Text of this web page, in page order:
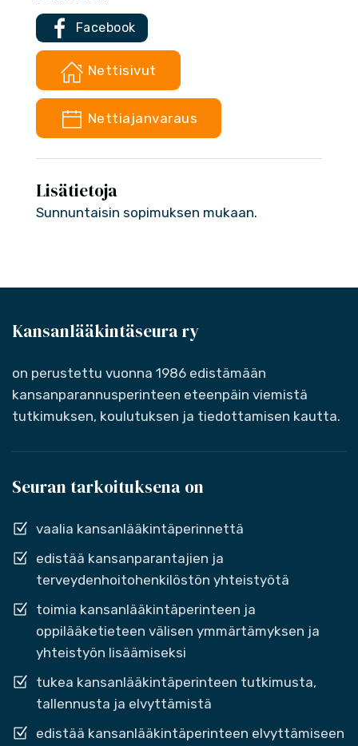
Facebook
Nettisivut
Nettiajanvaraus
Lisätietoja
Sunnuntaisin sopimuksen mukaan.
Kansanlääkintäseura ry
on perustettu vuonna 1986 edistämään
kansanparannusperinteen eteenpäin viemistä
tutkimuksen, koulutuksen ja tiedottamisen kautta.
Seuran tarkoituksena on
vaalia kansanlääkintäperinnettä
edistää kansanparantajien ja
terveydenhoitohenkilöstön yhteistyötä
toimia kansanlääkintäperinteen ja
oppilääketieteen välisen ymmärtämyksen ja
yhteistyön lisäämiseksi
tukea kansanlääkintäperinteen tutkimusta,
tallennusta ja elvyttämistä
edistää kansanlääkintäperinteen elvyttämiseen